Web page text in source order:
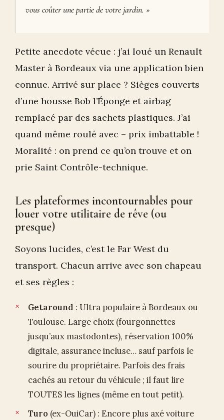
vous coûter une partie de votre jardin. »
Petite anecdote vécue : j’ai loué un Renault
Master à Bordeaux via une application bien
connue. Arrivé sur place ? Sièges couverts
d’une housse Bob l’Éponge et airbag
remplacé par des sachets plastiques. J’ai
quand même roulé avec – prix imbattable !
Moralité : on prend ce qu’on trouve et on
prie Saint Contrôle-technique.
Les plateformes incontournables pour
louer votre utilitaire de rêve (ou
presque)
Soyons lucides, c’est le Far West du
transport. Chacun arrive avec son chapeau
et ses règles :
Getaround : Ultra populaire à Bordeaux ou
Toulouse. Large choix (fourgonnettes
jusqu’aux mastodontes), réservation 100%
digitale, assurance incluse… sauf parfois le
sourire du propriétaire. Parfois des frais
cachés au retour du véhicule ; il faut lire
TOUTES les lignes (même en tout petit).
Turo (ex-OuiCar) : Encore plus axé voiture